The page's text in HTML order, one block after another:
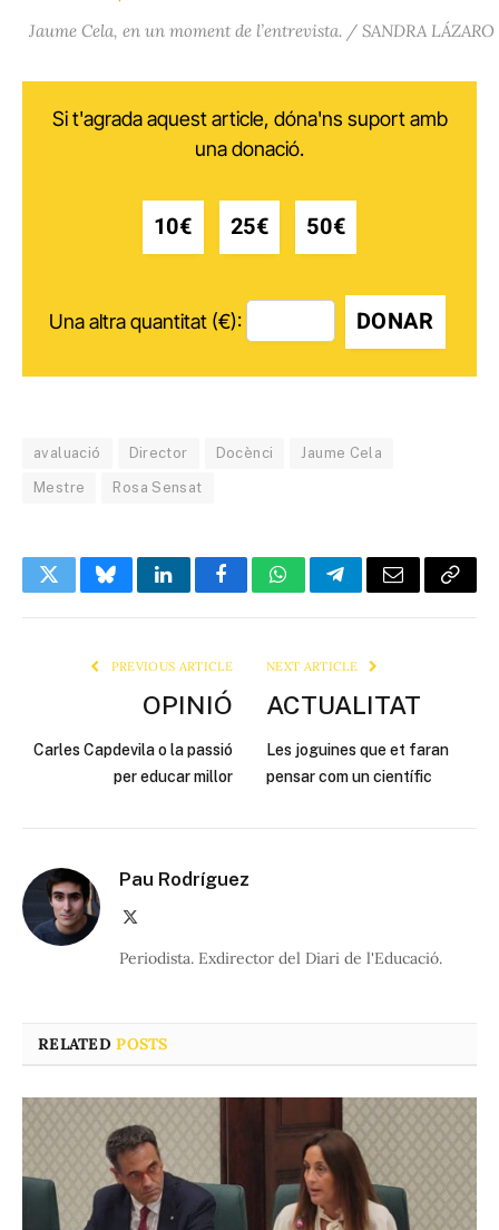
Jaume Cela, en un moment de l’entrevista. / SANDRA LÁZARO
Si t'agrada aquest article, dóna'ns suport amb
una donació.
10€ 25€ 50€
Una altra quantitat (€): DONAR
avaluació Director Docènci Jaume Cela
Mestre Rosa Sensat
TwitterBlueskyLinkedInFacebookWhatsAppTelegramEmail Copy
PREVIOUS ARTICLE
OPINIÓ
Carles Capdevila o la passió
per educar millor
NEXT ARTICLE
ACTUALITAT
Les joguines que et faran
pensar com un científic
Pau Rodríguez
Periodista. Exdirector del Diari de l'Educació.
RELATEDPOSTS